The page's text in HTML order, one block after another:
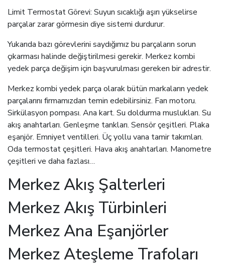
Limit Termostat Görevi: Suyun sıcaklığı aşırı yükselirse
parçalar zarar görmesin diye sistemi durdurur.
Yukarıda bazı görevlerini saydığımız bu parçaların sorun
çıkarması halinde değiştirilmesi gerekir. Merkez kombi
yedek parça değişim için başvurulması gereken bir adrestir.
Merkez kombi yedek parça olarak bütün markaların yedek
parçalarını firmamızdan temin edebilirsiniz. Fan motoru.
Sirkülasyon pompası. Ana kart. Su doldurma muslukları. Su
akış anahtarları. Genleşme tankları. Sensör çeşitleri. Plaka
eşanjör. Emniyet ventilleri. Üç yollu vana tamir takımları.
Oda termostat çeşitleri. Hava akış anahtarları. Manometre
çeşitleri ve daha fazlası…
Merkez Akış Şalterleri
Merkez Akış Türbinleri
Merkez Ana Eşanjörler
Merkez Ateşleme Trafoları